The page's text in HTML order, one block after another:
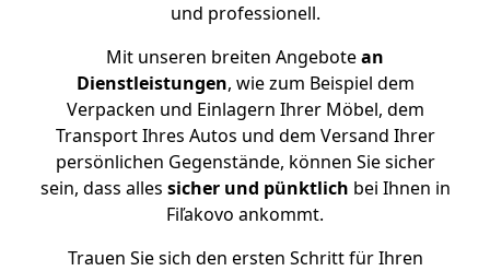
und professionell.
Mit unseren breiten Angebotean
Dienstleistungen, wie zum Beispiel dem
Verpacken und Einlagern Ihrer Möbel, dem
Transport Ihres Autos und dem Versand Ihrer
persönlichen Gegenstände, können Sie sicher
sein, dass alles sicher und pünktlich bei Ihnen in
Fiľakovo ankommt.
Trauen Sie sich den ersten Schritt für Ihren